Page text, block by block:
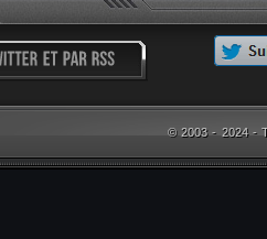
© 2003 - 2024 -